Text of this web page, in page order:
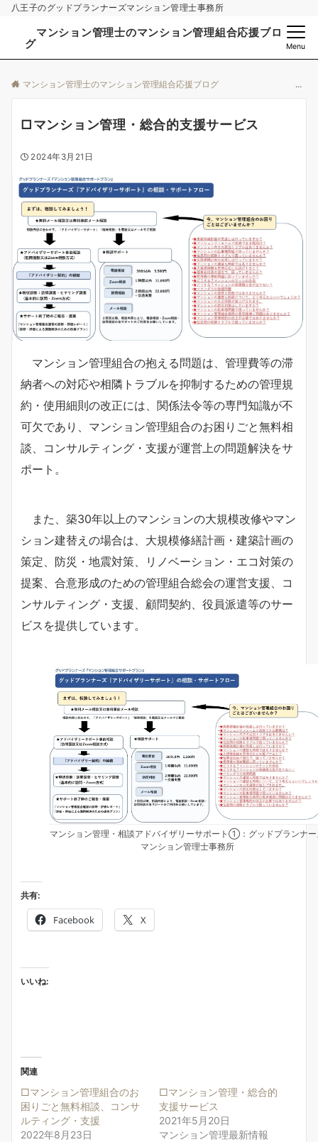
八王子のグッドプランナーズマンション管理士事務所
マンション管理士のマンション管理組合応援ブロ
グMenu
マンション管理士のマンション管理組合応援ブログ
□マンション管理・総合的支援サービス
2024年3月21日
マンション管理組合の抱える問題は、管理費等の滞
納者への対応や相隣トラブルを抑制するための管理規
約・使用細則の改正には、関係法令等の専門知識が不
可欠であり、マンション管理組合のお困りごと無料相
談、コンサルティング・支援が運営上の問題解決をサ
ポート。
また、築30年以上のマンションの大規模改修やマン
ション建替えの場合は、大規模修繕計画・建築計画の
策定、防災・地震対策、リノベーション・エコ対策の
提案、合意形成のための管理組合総会の運営支援、コ
ンサルティング・支援、顧問契約、役員派遣等のサー
ビスを提供しています。
マンション管理・相談アドバイザリーサポート①：グッドプランナー
マンション管理士事務所
共有:
Facebook X
いいね:
関連
□マンション管理組合のお
困りごと無料相談、コンサ
ルティング・支援
2022年8月23日
□マンション管理・総合的
支援サービス
2021年5月20日
マンション管理最新情報